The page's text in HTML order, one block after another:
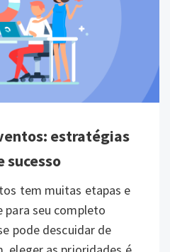
estratégias
sucesso
tem muitas etapas e
seu completo
pode descuidar de